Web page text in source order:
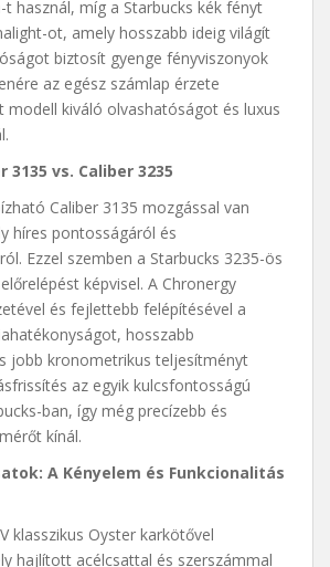
t használ, míg a Starbucks kék fényt
ot, amely hosszabb ideig világít
biztosít gyenge fényviszonyok
az egész számlap érzete
modell kiváló olvashatóságot és luxus
3135 vs. Caliber 3235
Caliber 3135 mozgással van
híres pontosságáról és
Ezzel szemben a Starbucks 3235-ös
képvisel. A Chronergy
és fejlettebb felépítésével a
hosszabb
jobb kronometrikus teljesítményt
az egyik kulcsfontosságú
ban, így még precízebb és
kínál.
A Kényelem és Funkcionalitás
klasszikus Oyster karkötővel
hajlított acélcsattal és szerszámmal